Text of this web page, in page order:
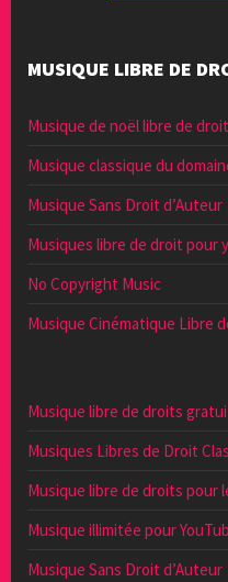
MUSIQUE LIBRE DE
Musique de noël libre de droit
Musique classique du
Musique Sans Droit d’Auteur
Musiques libre de droit pour
No Copyright Music
Musique Cinématique Libre
Musique libre de droits
Musiques Libres de Droit
Musique libre de droits pour
Musique illimitée pour
Musique Sans Droit d’Auteur